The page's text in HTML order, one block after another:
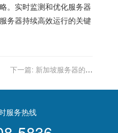
。实时监测和优化服务器
务器持续高效运行的关键
下一篇: 新加坡服务器的容
服务热线